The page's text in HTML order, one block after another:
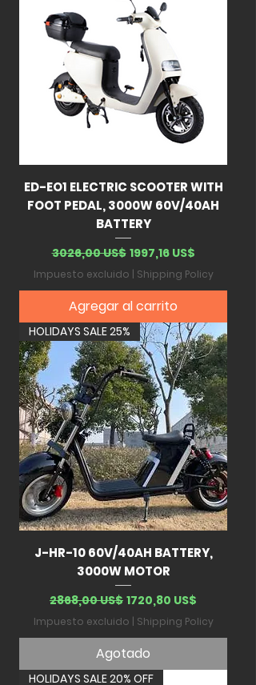
ED-EO1 ELECTRIC SCOOTER WITH
FOOT PEDAL, 3000W 60V/40AH
BATTERY
Precio
3026,00 US$ Precio de oferta
1997,16 US$
Impuesto excluido | Shipping Policy
Agregar al carrito
HOLIDAYS SALE 25%
J-HR-10 60V/40AH BATTERY,
3000W MOTOR
Precio
2868,00 US$ Precio de oferta
1720,80 US$
Impuesto excluido | Shipping Policy
Agotado
HOLIDAYS SALE 20% OFF